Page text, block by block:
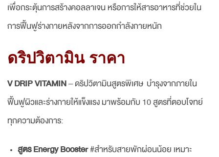
เพื่อกระตุ้นการสร้างคอลลาเจน หรือการให้สารอาหารที่ช่วยใน
การฟื้นฟูร่างกายหลังจากการออกกำลังกายหนัก
ดริปวิตามิน ราคา
V DRIP VITAMIN– ดริปวิตามินสูตรพิเศษ บำรุงจากภายใน
ฟื้นฟูผิวและร่างกายให้แข็งแรง มาพร้อมกับ 10 สูตรที่ตอบโจทย์
ทุกความต้องการ:
สูตร Energy Booster#สำหรับสายพักผ่อนน้อย เหมาะ